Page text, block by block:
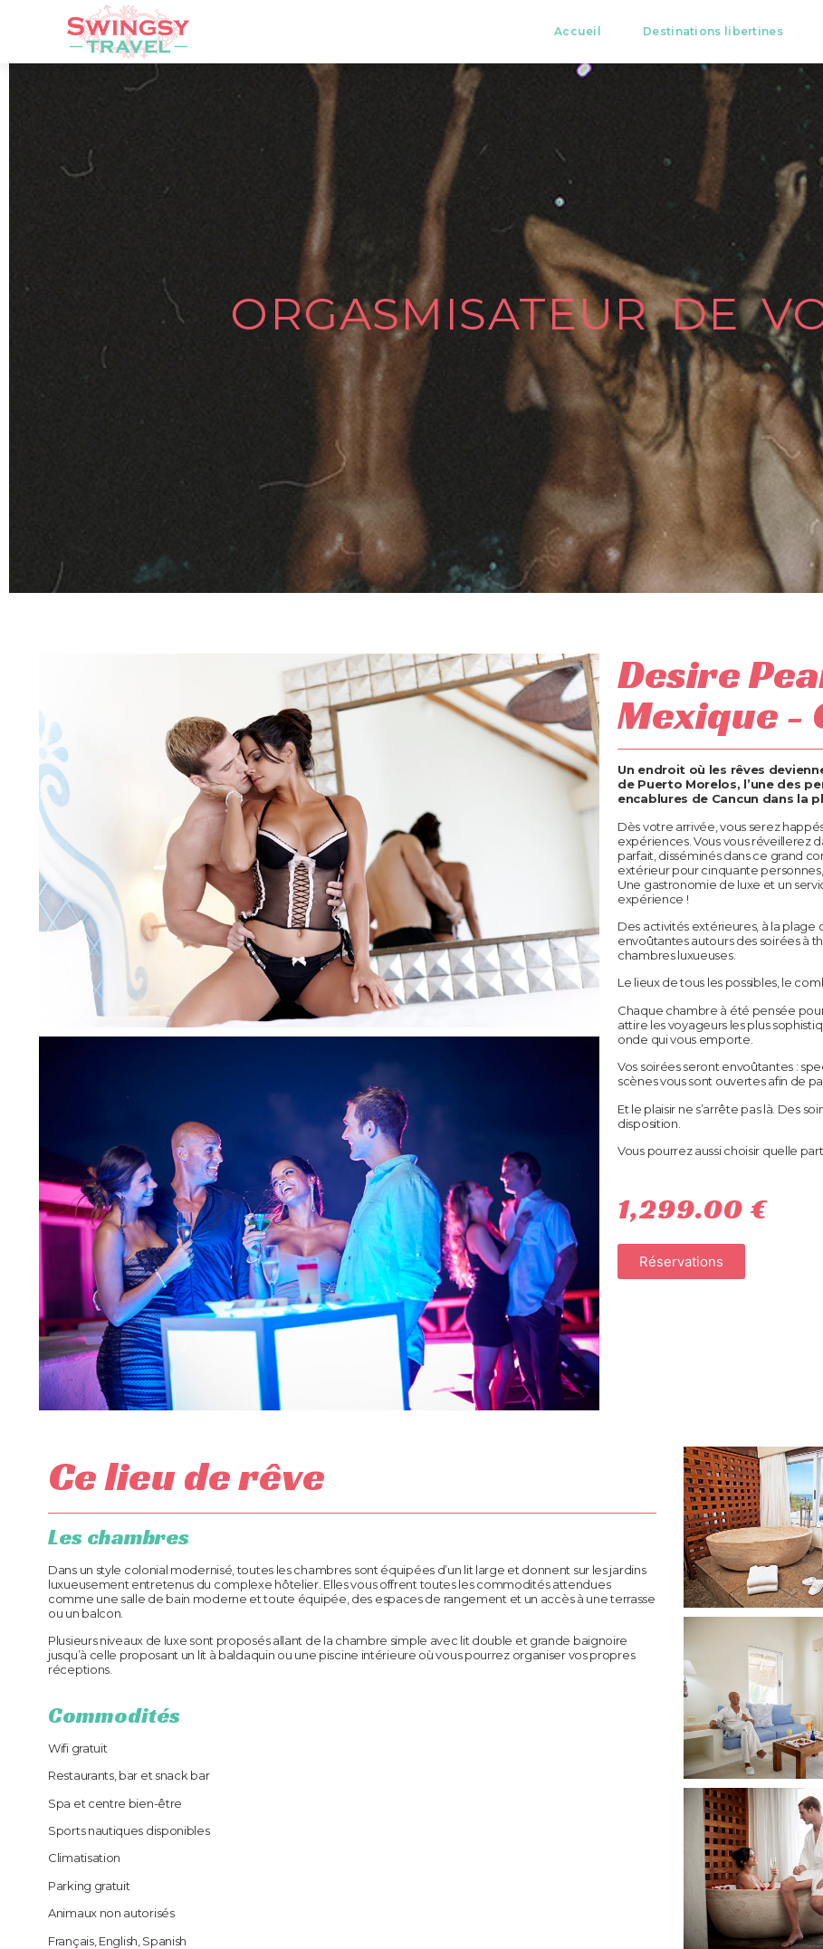
Accueil Destinations libertines
ORGASMISATEUR DE
Desire
Mexique -
Un endroit où les rêves
de Puerto Morelos, l’une des
encablures de Cancun dans la
Dès votre arrivée, vous serez
expériences. Vous vous réveillerez
parfait, disséminés dans ce grand
extérieur pour cinquante
Une gastronomie de luxe et un
expérience !
Des activités extérieures, à la
envoûtantes autours des soirées à
chambres luxueuses.
Le lieux de tous les possibles, le
Chaque chambre à été pensée
attire les voyageurs les plus
onde qui vous emporte.
Vos soirées seront envoûtantes :
scènes vous sont ouvertes afin de
Et le plaisir ne s’arrête pas là. Des
disposition.
Vous pourrez aussi choisir quelle
1,299.00 €
Réservations
Ce lieu de rêve
Les chambres
Dans un style colonial modernisé, toutes les chambres sont équipées d’un lit large et donnent sur les jardins
luxueusement entretenus du complexe hôtelier. Elles vous offrent toutes les commodités attendues
comme une salle de bain moderne et toute équipée, des espaces de rangement et un accès à une terrasse
ou un balcon.
Plusieurs niveaux de luxe sont proposés allant de la chambre simple avec lit double et grande baignoire
jusqu’à celle proposant un lit à baldaquin ou une piscine intérieure où vous pourrez organiser vos propres
réceptions.
Commodités
Wifi gratuit
Restaurants, bar et snack bar
Spa et centre bien-être
Sports nautiques disponibles
Climatisation
Parking gratuit
Animaux non autorisés
Français, English, Spanish